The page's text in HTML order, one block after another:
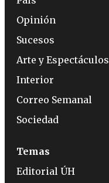
Opinión
Sucesos
Arte y Espectáculos
Interior
Correo Semanal
Sociedad
Temas
Editorial ÚH